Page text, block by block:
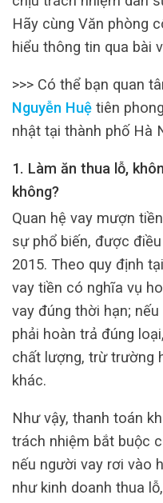
Hãy cùng Văn phòng
hiểu thông tin qua bài
>>> Có thể bạn quan
Nguyễn Huệ tiên
nhật tại thành phố Hà
1. Làm ăn thua lỗ,
không?
Quan hệ vay mượn
sự phổ biến, được
2015. Theo quy định
vay tiền có nghĩa vụ
vay đúng thời hạn;
phải hoàn trả đúng
chất lượng, trừ trường
khác.
Như vậy, thanh toán
trách nhiệm bắt buộc
nếu người vay rơi vào
như kinh doanh thua